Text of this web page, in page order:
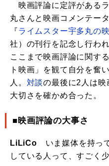
映画評論に定評がある
丸さんと映画コメンテー
『ライムスター宇多丸の
社）の刊行を記念し行わ
ここまで映画評論に関す
ト映画」を観て自分を奮
人。 対談の最後に2人は映
大切さを確かめ合った。
■映画評論の大事さ
LiLiCo いま媒体を持っ
している人って、すごく